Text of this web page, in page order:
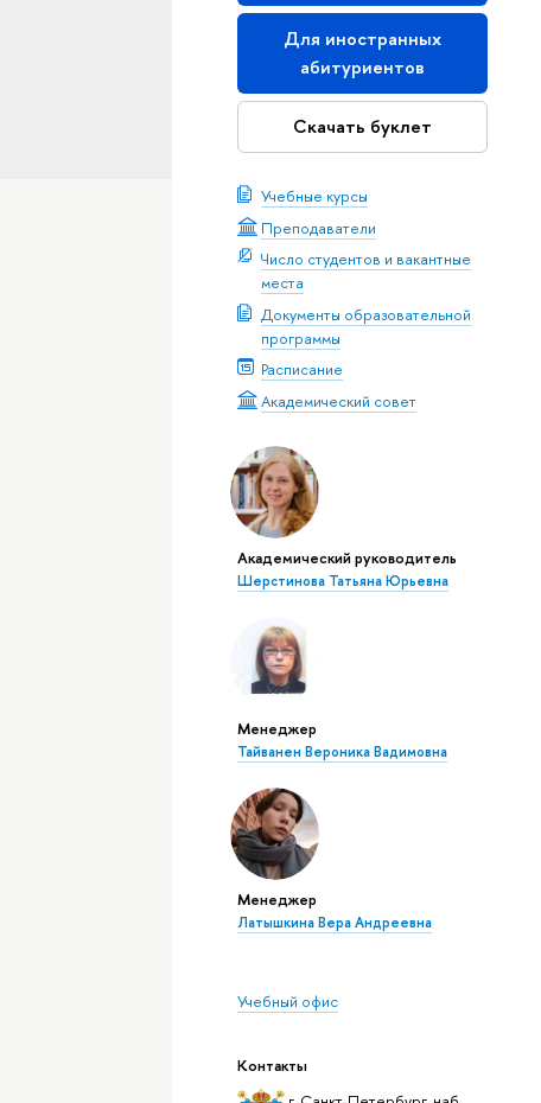
Для иностранных
абитуриентов
Скачать буклет
Учебные курсы
Преподаватели
Число студентов и вакантные
места
Документы образовательной
программы
Расписание
Академический совет
Академический руководитель
Шерстинова Татьяна Юрьевна
Менеджер
Тайванен Вероника Вадимовна
Менеджер
Латышкина Вера Андреевна
Учебный офис
Контакты